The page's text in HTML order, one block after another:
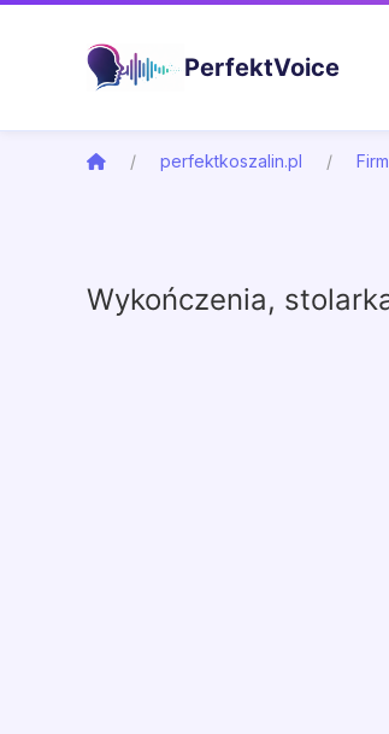
PerfektVoice
perfektkoszalin.pl
Wykończenia,